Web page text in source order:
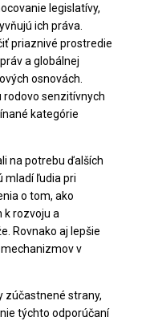
legislatívy,
ich práva.
priaznivé prostredie
a globálnej
osnovách.
senzitívnych
kategórie
na potrebu ďalších
mladí ľudia pri
o tom, ako
k rozvoju a
Rovnako aj lepšie
v
zúčastnené strany,
týchto odporúčaní